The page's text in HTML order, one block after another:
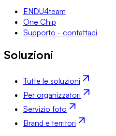
ENDU4team
One Chip
Supporto - contattaci
Soluzioni
Tutte le soluzioni
Per organizzatori
Servizio foto
Brand e territori